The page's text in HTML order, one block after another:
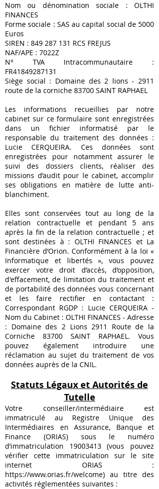
Nom ou dénomination sociale : OLTHI
FINANCES
Forme sociale : SAS au capital social de 5000
Euros
SIREN : 849 287 131 RCS FREJUS
NAF/APE : 7022Z
N° TVA Intracommunautaire :
FR41849287131
Siège social : Domaine des 2 lions - 2911
route de la corniche 83700 SAINT RAPHAEL
Les informations recueillies par notre
cabinet sur ce formulaire sont enregistrées
dans un fichier informatisé par le
responsable du traitement des données :
Lucie CERQUEIRA. Ces données sont
enregistrées pour notamment assurer le
suivi des dossiers clients, réaliser des
missions d’audit pour le cabinet, accomplir
ses obligations en matière de lutte anti-
blanchiment.
Elles sont conservées tout au long de la
relation contractuelle et pendant 5 ans
après la fin de la relation contractuelle ; et
sont destinées à : OLTHI FINANCES et La
Financière d’Orion. Conformément à la loi «
Informatique et libertés », vous pouvez
exercer votre droit d’accès, d’opposition,
d'effacement, de limitation du traitement et
de portabilité des données vous concernant
et les faire rectifier en contactant :
Correspondant RGDP : Lucie CERQUEIRA -
Nom du Cabinet : OLTHI FINANCES - Adresse
: Domaine des 2 Lions 2911 Route de la
Corniche 83700 SAINT RAPHAEL. Vous
pouvez également introduire une
réclamation au sujet du traitement de vos
données auprès de la CNIL.
Statuts Légaux et Autorités de
Tutelle
Votre conseiller/intermédiaire est
immatriculé au Registre Unique des
Intermédiaires en Assurance, Banque et
Finance (ORIAS) sous le numéro
d’immatriculation 19003413(vous pouvez
vérifier cette immatriculation sur le site
internet ORIAS :
https://www.orias.fr/welcome) au titre des
activités réglementées suivantes :